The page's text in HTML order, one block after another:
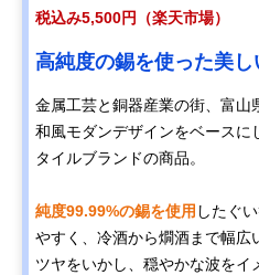
税込み5,500円（楽天市場）
高純度の錫を使った美
金属工芸と銅器産業の街、富山
和風モダンデザインをベースに
タイルブランドの商品。
純度99.99%の錫を使用 したぐ
やすく、冷酒から燗酒まで幅広
ツヤをいかし、穏やかな波を